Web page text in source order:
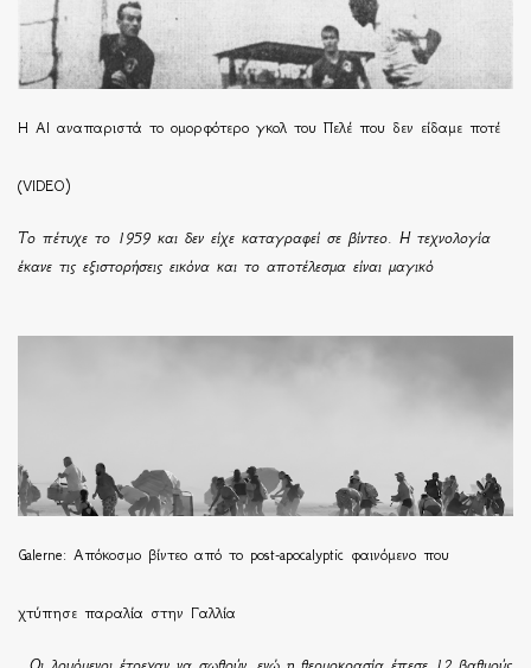
Η ΑΙ αναπαριστά το ομορφότερο γκολ του Πελέ που δεν είδαμε ποτέ
(VIDEO)
Το πέτυχε το 1959 και δεν είχε καταγραφεί σε βίντεο. Η τεχνολογία
έκανε τις εξιστορήσεις εικόνα και το αποτέλεσμα είναι μαγικό
Galerne: Απόκοσμο βίντεο από το post-apocalyptic φαινόμενο που
χτύπησε παραλία στην Γαλλία